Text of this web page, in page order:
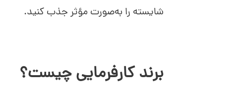
سه راه برای تقویت برند کارفرمایی
شایسته را به‌صورت مؤثر جذب کنید.
برند کارفرمایی چیست؟